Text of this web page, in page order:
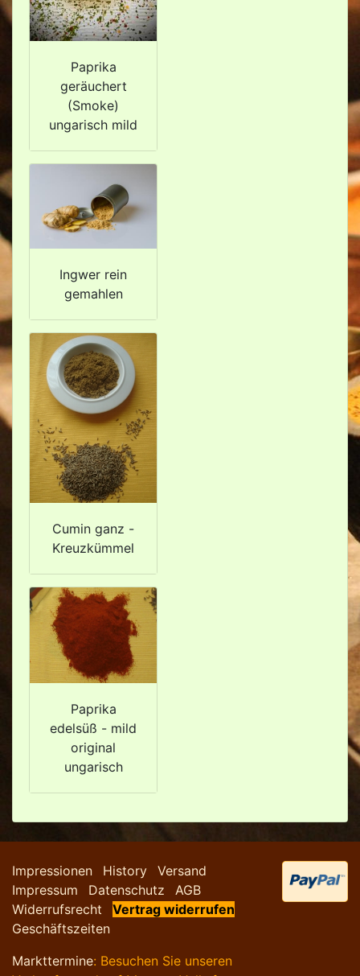
Paprika
geräuchert
(Smoke)
ungarisch mild
Ingwer rein
gemahlen
Cumin ganz -
Kreuzkümmel
Paprika
edelsüß - mild
original
ungarisch
Impressionen History
Versand
Impressum
Datenschutz
AGB
Widerrufsrecht
Vertrag widerrufen
Geschäftszeiten
Markttermine: Besuchen Sie unseren